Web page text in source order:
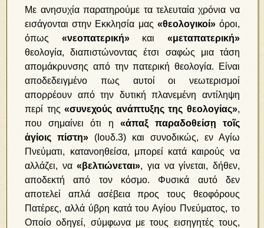
Με ανησυχία παρατηρούμε τα τελευταία χρόνια να
εισάγονται στην Εκκλησία μας «θεολογικοί»όροι,
όπως «νεοπατερική»και «μεταπατερική»
θεολογία, διαπιστώνοντας έτσι σαφώς μια τάση
απομάκρυνσης από την πατερική θεολογία. Είναι
αποδεδειγμένο πως αυτοί οι νεωτερισμοί
απορρέουν από την δυτική πλανεμένη αντίληψη
περί της«συνεχούς ανάπτυξης της θεολογίας»,
που σημαίνει ότι η «άπαξ παραδοθείσῃ τοῖς
ἁγίοις πίστη» (Ιουδ.3) και συνοδικώς, εν Αγίω
Πνεύματι, κατανοηθείσα, μπορεί κατά καιρούς να
αλλάζει, να«βελτιώνεται», για να γίνεται, δήθεν,
αποδεκτή από τον κόσμο. Φυσικά αυτό δεν
αποτελεί απλά ασέβεια προς τους θεοφόρους
Πατέρες, αλλά ύβρη κατά του Αγίου Πνεύματος, το
Οποίο οδηγεί, σύμφωνα με τους εισηγητές τους,